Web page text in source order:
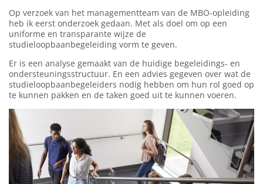
Op verzoek van het managementteam van de MBO-opleiding
heb ik eerst onderzoek gedaan. Met als doel om op een
uniforme en transparante wijze de
studieloopbaanbegeleiding vorm te geven.
Er is een analyse gemaakt van de huidige begeleidings- en
ondersteuningsstructuur. En een advies gegeven over wat de
studieloopbaanbegeleiders nodig hebben om hun rol goed op
te kunnen pakken en de taken goed uit te kunnen voeren.